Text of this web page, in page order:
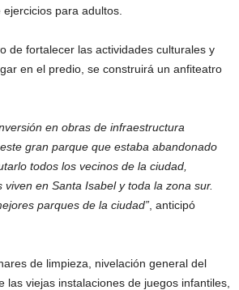
para adultos.
de fortalecer las actividades culturales y
en el predio, se construirá un anfiteatro
en obras de infraestructura
gran parque que estaba abandonado
todos los vecinos de la ciudad,
en Santa Isabel y toda la zona sur.
parques de la ciudad” , anticipó
de limpieza, nivelación general del
las viejas instalaciones de juegos infantiles,